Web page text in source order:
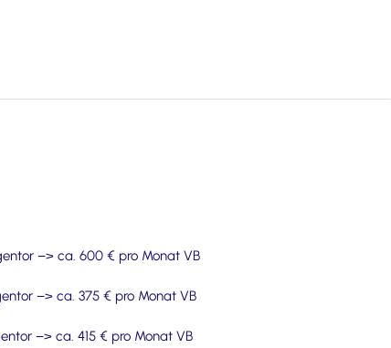
–> ca. 600 € pro Monat VB
–> ca. 375 € pro Monat VB
–> ca. 415 € pro Monat VB